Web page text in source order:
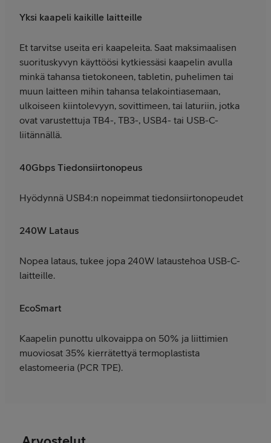
Yksi kaapeli kaikille laitteille
Et tarvitse useita eri kaapeleita. Saat maksimaalisen
suorituskyvyn käyttöösi kytkiessäsi kaapelin avulla
minkä tahansa tietokoneen, tabletin, puhelimen tai
muun laitteen mihin tahansa telakointiasemaan,
ulkoiseen kiintolevyyn, sovittimeen, tai laturiin, jotka
ovat varustettuja TB4-, TB3-, USB4- tai USB-C-
liitännällä.
40Gbps Tiedonsiirtonopeus
Hyödynnä USB4:n nopeimmat tiedonsiirtonopeudet
240W Lataus
Nopea lataus, tukee jopa 240W lataustehoa USB-C-
laitteille.
EcoSmart
Kaapelin punottu ulkovaippa on 50% ja liittimien
muoviosat 35% kierrätettyä termoplastista
elastomeeria (PCR TPE).